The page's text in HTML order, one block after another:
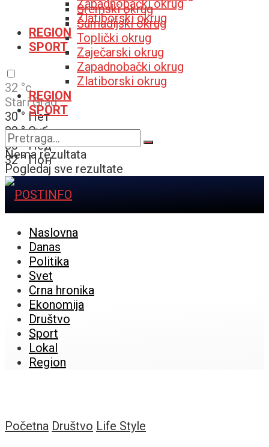
Zapadnobački okrug
Zlatiborski okrug
REGION
SPORT
32 °c
Stari Grad
30 ° Пет
30 ° Суб
30 ° Нед
32 ° Пон
Sremski okrug
Šumadijski okrug
Toplički okrug
Zaječarski okrug
Zapadnobački okrug
Zlatiborski okrug
REGION
SPORT
Nema rezultata
Pogledaj sve rezultate
Naslovna
Danas
Politika
Svet
Crna hronika
Ekonomija
Društvo
Sport
Lokal
Region
Početna Društvo Life Style